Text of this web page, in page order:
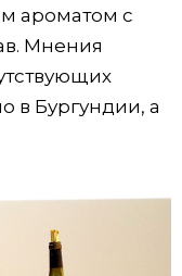
ароматом с
Мнения
в Бургундии, а